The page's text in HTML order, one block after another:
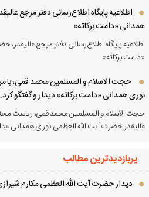
اطلاعیه پایگاه اطلاع‌رسانی دفتر مرجع
«دامت برکاته»
پایگاه اطلاع‌رسانی دفتر مرجع عالیقدر،
برکاته»
حجت الاسلام و المسلمین محمد قمی، با
همدانی «دامت برکاته» دیدار و گفتگو کرد.
الاسلام و المسلمین محمد قمی، ریاست محترم
حضرت آیت الله العظمی نوری همدانی «دامت
پربازدیدترین مطالب
دیدار حضرت آیت الله العظمی مكارم شیرازی